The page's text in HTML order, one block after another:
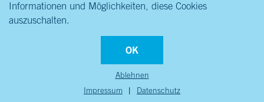
Informationen und Möglichkeiten, diese Cookies
auszuschalten.
OK
Ablehnen
Impressum
| Datenschutz